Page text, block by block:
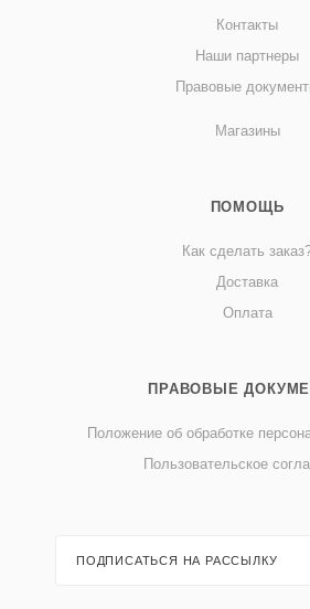
Контакты
Наши партнеры
Правовые
Магазины
ПОМОЩЬ
Как сделать
Доставка
Оплата
ПРАВОВЫЕ
Положение об обработке
Пользовательское
ПОДПИСАТЬСЯ НА РАССЫЛКУ